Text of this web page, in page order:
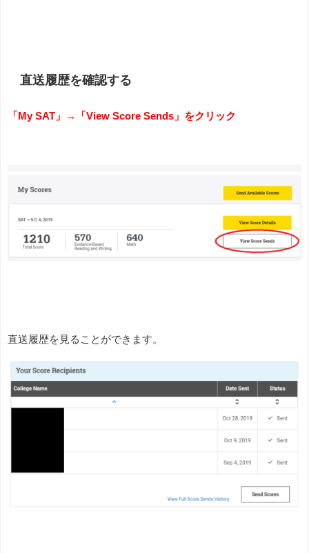
直送履歴を確認する
「My SAT」→「View Score Sends」をクリック
直送履歴を見ることができます。